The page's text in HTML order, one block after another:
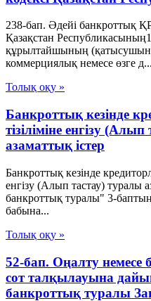
238-бап. Әдейi банкроттық
Қазақстан
құрылтайшының
коммерциялық немесе өзге д...
Толық оқу »
Банкроттық кезінде
тізіліміне енгізу
азаматтық істер
Банкроттық кезінде
енгізу (Алып тастау) туралы
банкроттық туралы" 3-
бабына...
Толық оқу »
52-бап. Оңалту немесе
сот талқылауына
банкроттық туралы